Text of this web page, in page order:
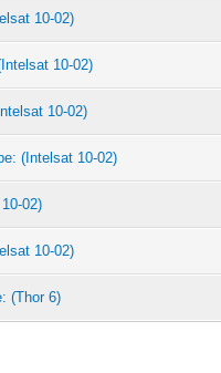
10-02)
10-02)
10-02)
(Intelsat 10-02)
02)
10-02)
(Thor 6)